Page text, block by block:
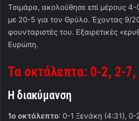
Τσιμάρα, ακολούθησε επί μέρους 4-
με 20-5 για τον Θρύλο. Έχοντας 9/
φουνταριστές του. Εξαιρετικές
Ευρώπη.
Τα οκτάλεπτα: 0-2, 2-
Η διακύμανση
1ο οκτάλεπτο: 0-1 Ξενάκη (4:31), 0-